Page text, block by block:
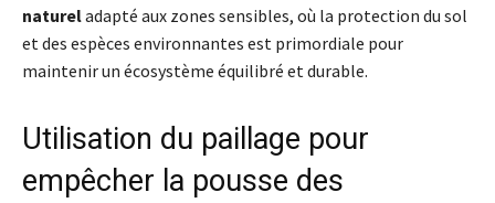
natureladapté aux zones sensibles, où la protection du sol
et des espèces environnantes est primordiale pour
maintenir un écosystème équilibré et durable.
Utilisation du paillage pour
empêcher la pousse des